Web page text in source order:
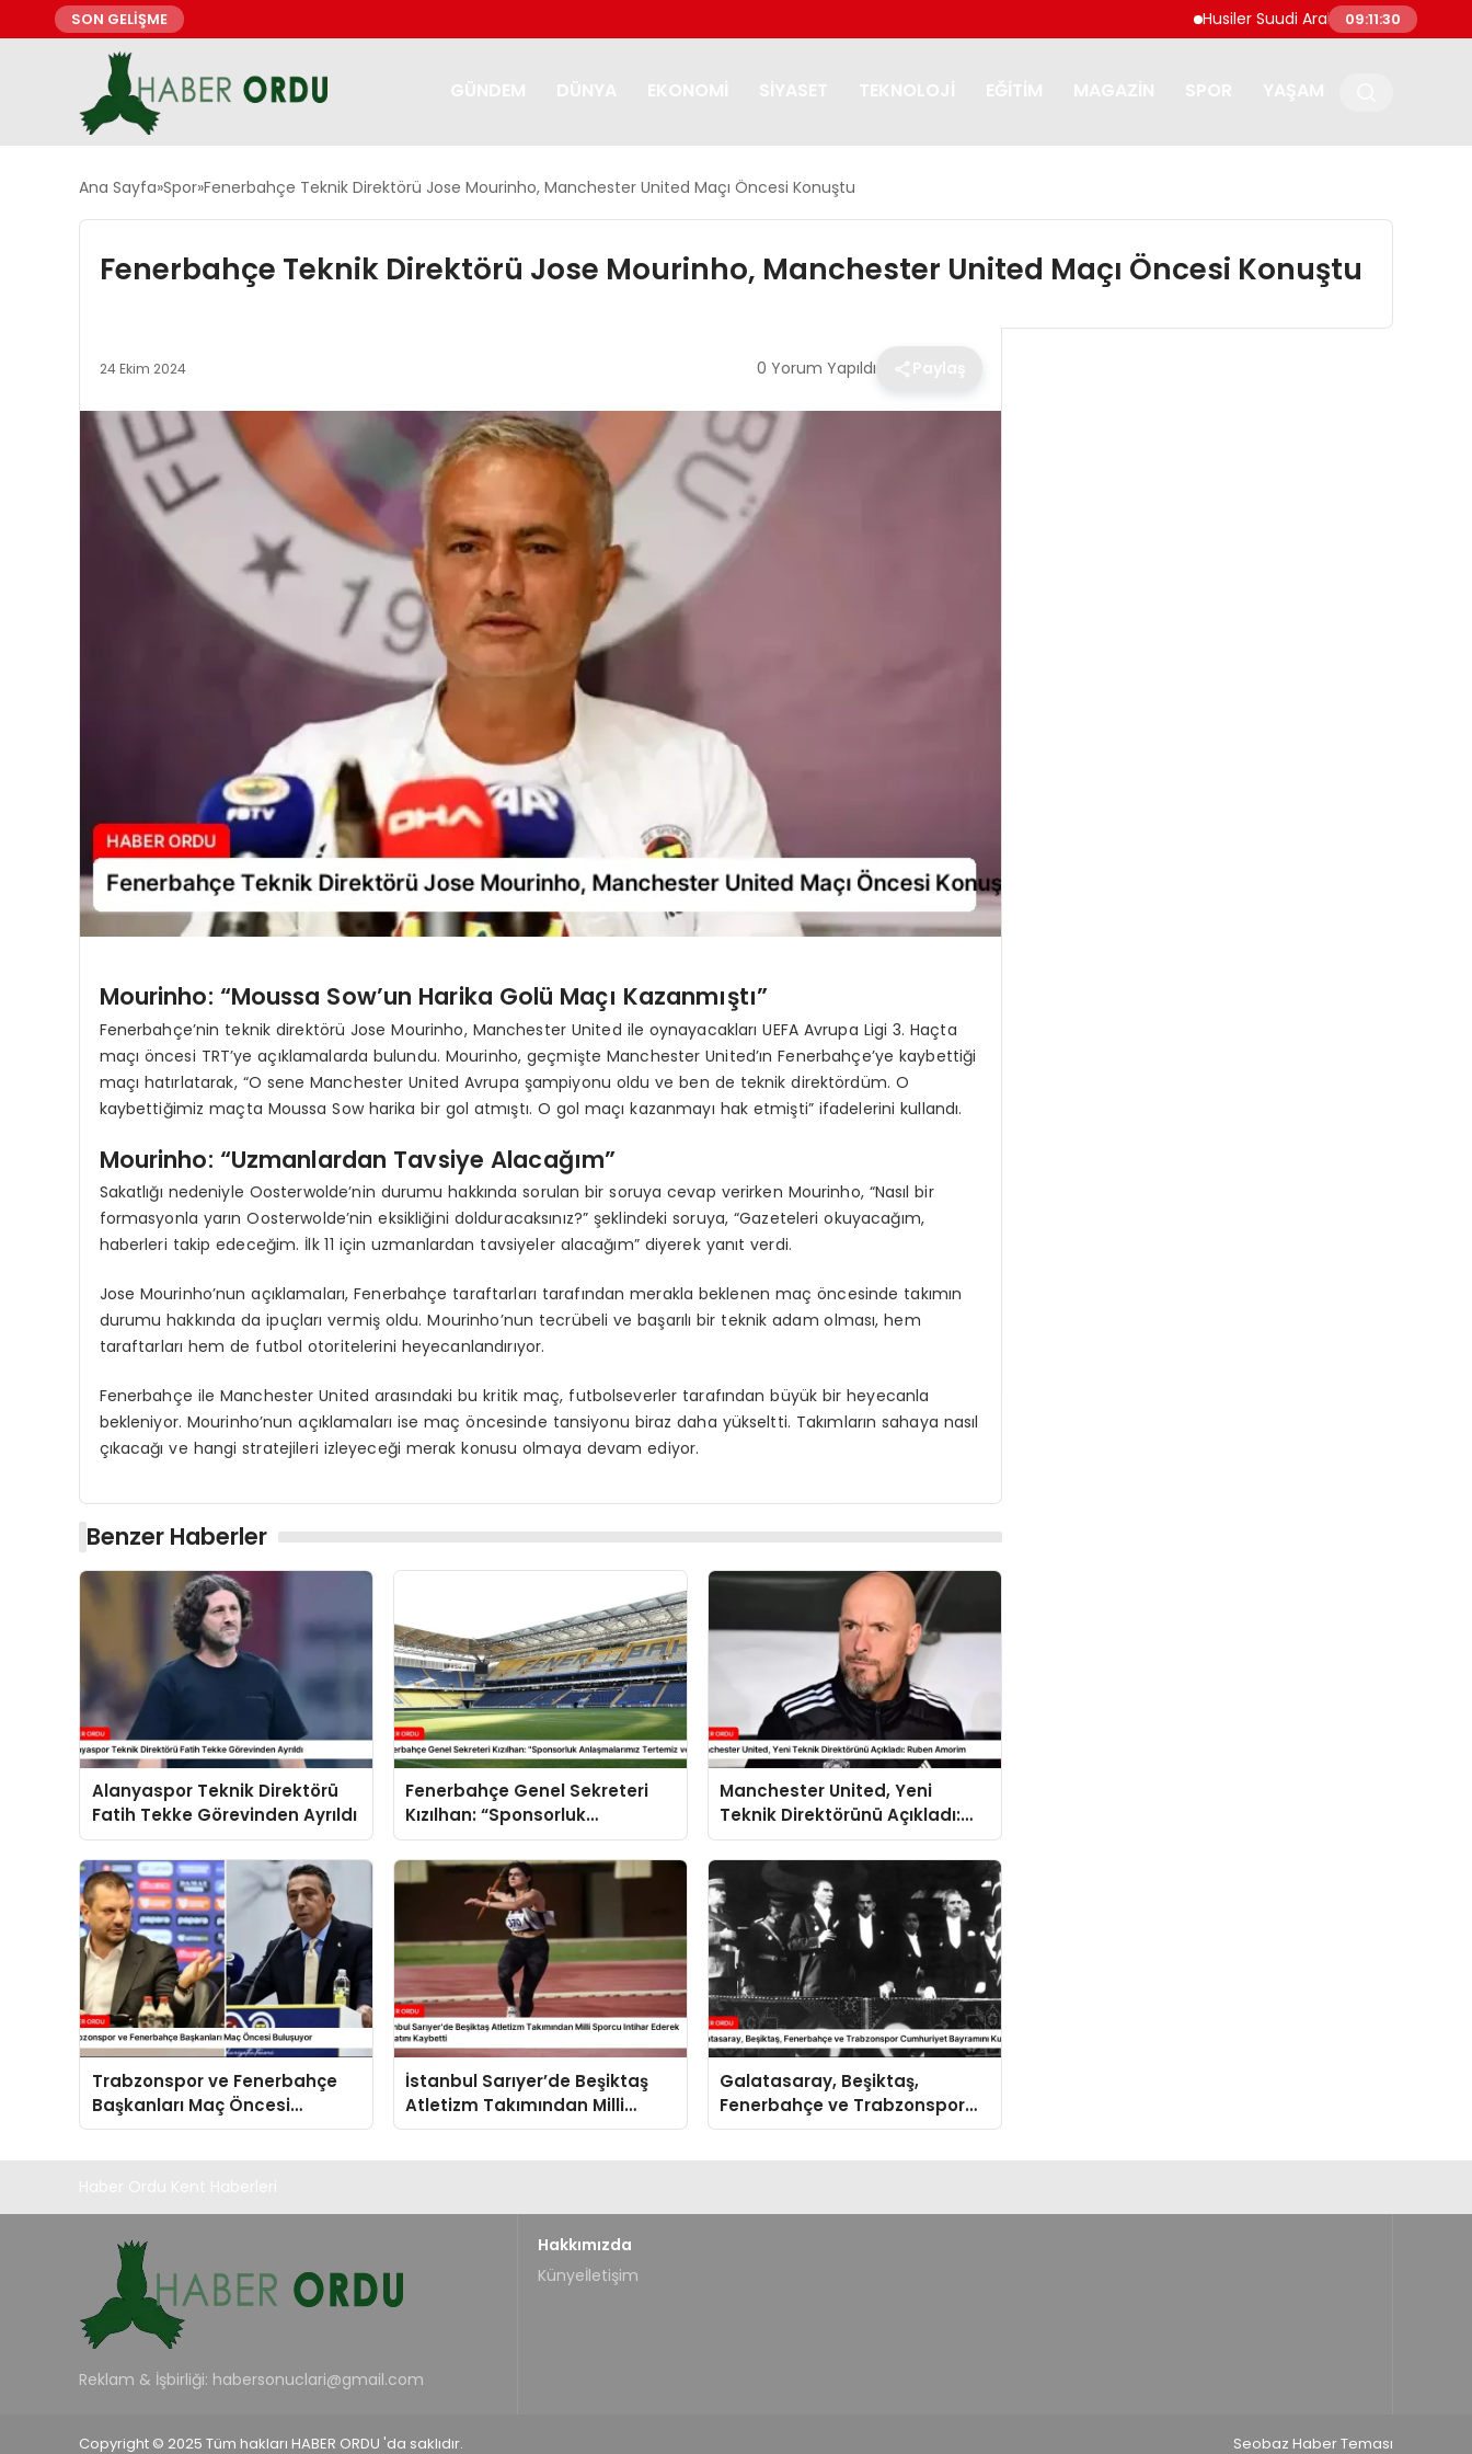
SON GELİŞME Husiler Suudi Arabistan’daki Necran
09:11:31
Ana Sayfa Spor Fenerbahçe Teknik Direktörü Jose Mourinho, Manchester United Maçı Öncesi Konuştu
Fenerbahçe Teknik Direktörü Jose Mourinho, Manchester United Maçı Öncesi Konuştu
24 Ekim 2024 0 Yorum Yapıldı
Mourinho: “Moussa Sow’un Harika Golü Maçı Kazanmıştı”
Fenerbahçe’nin teknik direktörü Jose Mourinho, Manchester United ile oynayacakları UEFA Avrupa Ligi 3. Haçta
maçı öncesi TRT’ye açıklamalarda bulundu. Mourinho, geçmişte Manchester United’ın Fenerbahçe’ye kaybettiği
maçı hatırlatarak, “O sene Manchester United Avrupa şampiyonu oldu ve ben de teknik direktördüm. O
kaybettiğimiz maçta Moussa Sow harika bir gol atmıştı. O gol maçı kazanmayı hak etmişti” ifadelerini kullandı.
Mourinho: “Uzmanlardan Tavsiye Alacağım”
Sakatlığı nedeniyle Oosterwolde’nin durumu hakkında sorulan bir soruya cevap verirken Mourinho, “Nasıl bir
formasyonla yarın Oosterwolde’nin eksikliğini dolduracaksınız?” şeklindeki soruya, “Gazeteleri okuyacağım,
haberleri takip edeceğim. İlk 11 için uzmanlardan tavsiyeler alacağım” diyerek yanıt verdi.
Jose Mourinho’nun açıklamaları, Fenerbahçe taraftarları tarafından merakla beklenen maç öncesinde takımın
durumu hakkında da ipuçları vermiş oldu. Mourinho’nun tecrübeli ve başarılı bir teknik adam olması, hem
taraftarları hem de futbol otoritelerini heyecanlandırıyor.
Fenerbahçe ile Manchester United arasındaki bu kritik maç, futbolseverler tarafından büyük bir heyecanla
bekleniyor. Mourinho’nun açıklamaları ise maç öncesinde tansiyonu biraz daha yükseltti. Takımların sahaya nasıl
çıkacağı ve hangi stratejileri izleyeceği merak konusu olmaya devam ediyor.
Benzer Haberler
Alanyaspor Teknik Direktörü
Fatih Tekke Görevinden Ayrıldı
Fenerbahçe Genel Sekreteri
Kızılhan: “Sponsorluk
Anlaşmalarımız Tertemiz ve
Helal”
Manchester United, Yeni
Teknik Direktörünü Açıkladı:
Ruben Amorim
Trabzonspor ve Fenerbahçe
Başkanları Maç Öncesi
Buluşuyor
İstanbul Sarıyer’de Beşiktaş
Atletizm Takımından Milli
Sporcu Intihar Ederek Hayatını
Galatasaray, Beşiktaş,
Fenerbahçe ve Trabzonspor
Cumhuriyet Bayramını Kutladı
Reklam & İşbirliği: habersonuclari@gmail.com
Hakkımızda
Künyeİletişim
Copyright © 2025 Tüm hakları HABER ORDU 'da saklıdır. Seobaz Haber Teması